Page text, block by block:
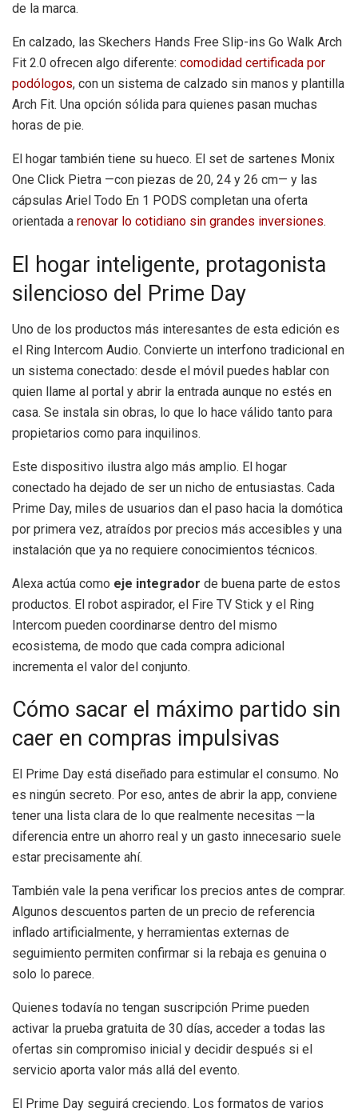
de la marca.
En calzado, las Skechers Hands Free Slip-ins Go Walk Arch
Fit 2.0 ofrecen algo diferente: comodidad certificada por
podólogos, con un sistema de calzado sin manos y plantilla
Arch Fit. Una opción sólida para quienes pasan muchas
horas de pie.
El hogar también tiene su hueco. El set de sartenes Monix
One Click Pietra —con piezas de 20, 24 y 26 cm— y las
cápsulas Ariel Todo En 1 PODS completan una oferta
orientada a renovar lo cotidiano sin grandes inversiones.
El hogar inteligente, protagonista
silencioso del Prime Day
Uno de los productos más interesantes de esta edición es
el Ring Intercom Audio. Convierte un interfono tradicional en
un sistema conectado: desde el móvil puedes hablar con
quien llame al portal y abrir la entrada aunque no estés en
casa. Se instala sin obras, lo que lo hace válido tanto para
propietarios como para inquilinos.
Este dispositivo ilustra algo más amplio. El hogar
conectado ha dejado de ser un nicho de entusiastas. Cada
Prime Day, miles de usuarios dan el paso hacia la domótica
por primera vez, atraídos por precios más accesibles y una
instalación que ya no requiere conocimientos técnicos.
Alexa actúa como eje integrador de buena parte de estos
productos. El robot aspirador, el Fire TV Stick y el Ring
Intercom pueden coordinarse dentro del mismo
ecosistema, de modo que cada compra adicional
incrementa el valor del conjunto.
Cómo sacar el máximo partido sin
caer en compras impulsivas
El Prime Day está diseñado para estimular el consumo. No
es ningún secreto. Por eso, antes de abrir la app, conviene
tener una lista clara de lo que realmente necesitas —la
diferencia entre un ahorro real y un gasto innecesario suele
estar precisamente ahí.
También vale la pena verificar los precios antes de comprar.
Algunos descuentos parten de un precio de referencia
inflado artificialmente, y herramientas externas de
seguimiento permiten confirmar si la rebaja es genuina o
solo lo parece.
Quienes todavía no tengan suscripción Prime pueden
activar la prueba gratuita de 30 días, acceder a todas las
ofertas sin compromiso inicial y decidir después si el
servicio aporta valor más allá del evento.
El Prime Day seguirá creciendo. Los formatos de varios